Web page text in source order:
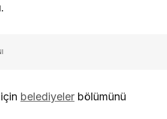
belediyeler bölümünü